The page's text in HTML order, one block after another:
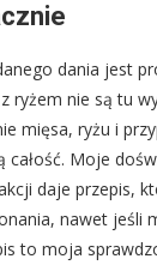
dania jest
z ryżem nie są tu
mięsa, ryżu i
całość. Moje
daje przepis,
nawet jeśli
to moja